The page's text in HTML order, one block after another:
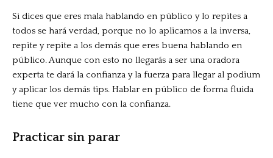
Si dices que eres mala hablando en público y lo repites a
todos se hará verdad, porque no lo aplicamos a la inversa,
repite y repite a los demás que eres buena hablando en
público. Aunque con esto no llegarás a ser una oradora
experta te dará la confianza y la fuerza para llegar al podium
y aplicar los demás tips. Hablar en público de forma fluida
tiene que ver mucho con la confianza.
Practicar sin parar